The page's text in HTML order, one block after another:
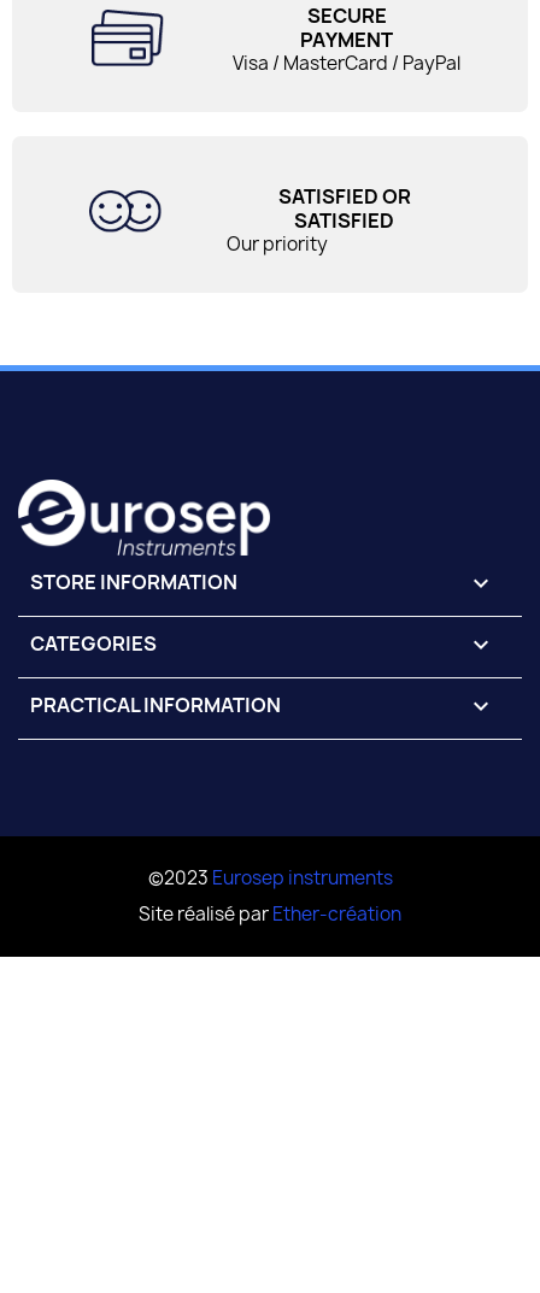
SECURE
PAYMENT
Visa / MasterCard / PayPal
SATISFIED OR
SATISFIED
Our priority
STORE INFORMATION keyboard_arrow_down
CATEGORIES 
PRACTICAL INFORMATION 
©2023 Eurosep instruments
Site réalisé parEther-création